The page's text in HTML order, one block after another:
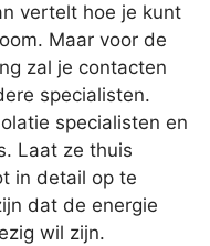
vertelt hoe je kunt
Maar voor de
zal je contacten
specialisten.
specialisten en
Laat ze thuis
in detail op te
dat de energie
wil zijn.